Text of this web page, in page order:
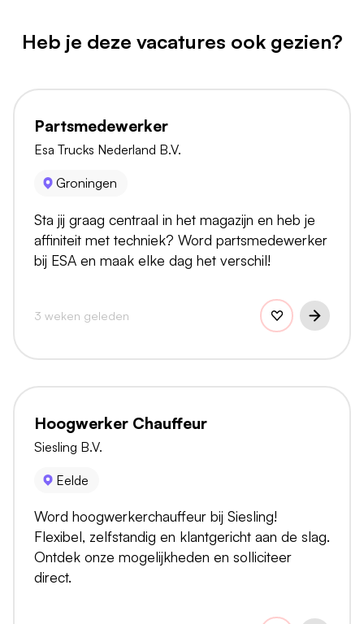
Heb je deze vacatures ook gezien?
Partsmedewerker
Esa Trucks Nederland B.V.
Groningen
Sta jij graag centraal in het magazijn en heb je
affiniteit met techniek? Word partsmedewerker
bij ESA en maak elke dag het verschil!
3 weken geleden
Hoogwerker Chauffeur
Siesling B.V.
Eelde
Word hoogwerkerchauffeur bij Siesling!
Flexibel, zelfstandig en klantgericht aan de slag.
Ontdek onze mogelijkheden en solliciteer
direct.